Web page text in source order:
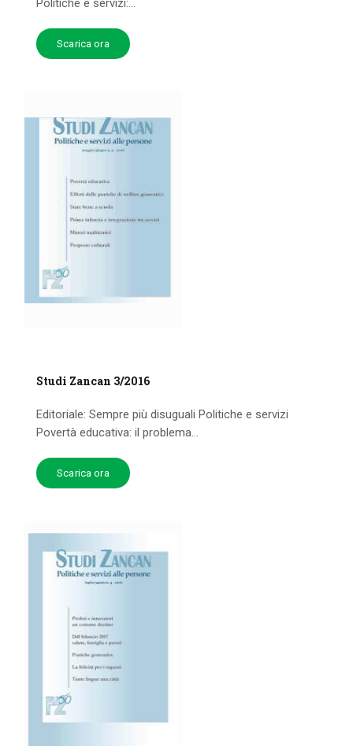
Politiche e servizi:...
Scarica ora
Studi Zancan 3/2016
Editoriale: Sempre più disuguali Politiche e servizi
Povertà educativa: il problema...
Scarica ora